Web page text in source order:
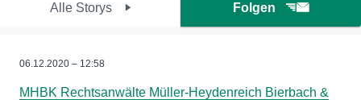
Alle Storys Folgen
06.12.2020 – 12:58
MHBK Rechtsanwälte Müller-Heydenreich Bierbach &